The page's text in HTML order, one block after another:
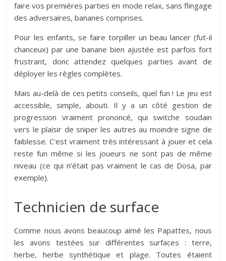
faire vos premières parties en mode relax, sans flingage
des adversaires, bananes comprises.
Pour les enfants, se faire torpiller un beau lancer (fut-il
chanceux) par une banane bien ajustée est parfois fort
frustrant, donc attendez quelques parties avant de
déployer les règles complètes.
Mais au-delà de ces petits conseils, quel fun ! Le jeu est
accessible, simple, abouti. Il y a un côté gestion de
progression vraiment prononcé, qui switche soudain
vers le plaisir de sniper les autres au moindre signe de
faiblesse. C’est vraiment très intéressant à jouer et cela
reste fun même si les joueurs ne sont pas de même
niveau (ce qui n’était pas vraiment le cas de Dosa, par
exemple).
Technicien de surface
Comme nous avons beaucoup aimé les Papattes, nous
les avons testées sur différentes surfaces : terre,
herbe, herbe synthétique et plage. Toutes étaient